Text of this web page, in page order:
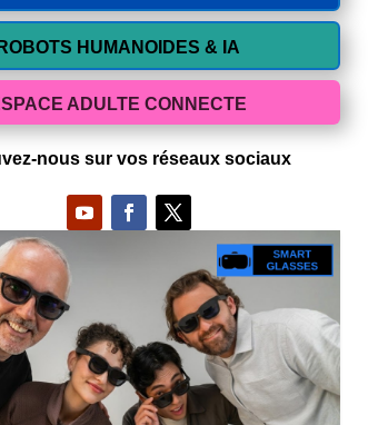
ROBOTS HUMANOIDES & IA
ADULTE CONNECTE
nous sur vos réseaux sociaux